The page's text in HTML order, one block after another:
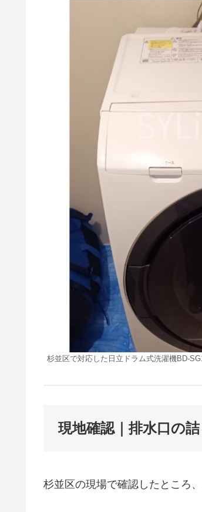
杉並区で対応した日立ドラム式洗濯機BD-
現地確認｜排水口の
杉並区の現場で確認したところ